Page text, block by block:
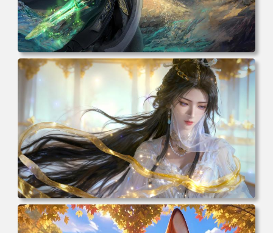
电脑壁纸 动漫 凡人修仙传 韩立 结婴 4k壁纸 3840x2160 电
脑桌面 高清壁纸 壁纸下载 壁纸大全
电脑壁纸 动漫 紫灵 冰清玉洁《凡人修仙传》4k壁纸 3840x2
160 电脑桌面 高清壁纸 壁纸下载 壁纸大全